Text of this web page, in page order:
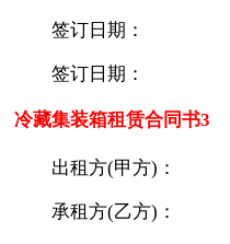
签订日期：
签订日期：
冷藏集装箱租赁合同书3
出租方(甲方)：
承租方(乙方)：